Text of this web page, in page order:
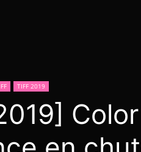
TIFF 2019